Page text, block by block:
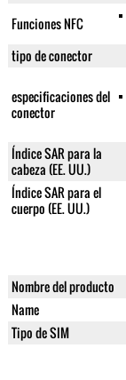
Funciones NFC
tipo de conector
especificaciones del
conector
Índice SAR para la
cabeza (EE. UU.)
Índice SAR para el
cuerpo (EE. UU.)
Nombre del producto
Name
Tipo de SIM